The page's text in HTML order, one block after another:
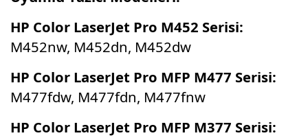
HP Color LaserJet Pro M452 Serisi:
M452nw, M452dn, M452dw
HP Color LaserJet Pro MFP M477 Serisi:
M477fdw, M477fdn, M477fnw
HP Color LaserJet Pro MFP M377 Serisi: